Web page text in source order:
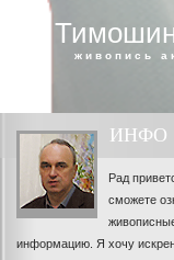
живопись
ИНФО
Рад
сможете
информацию. Я хочу